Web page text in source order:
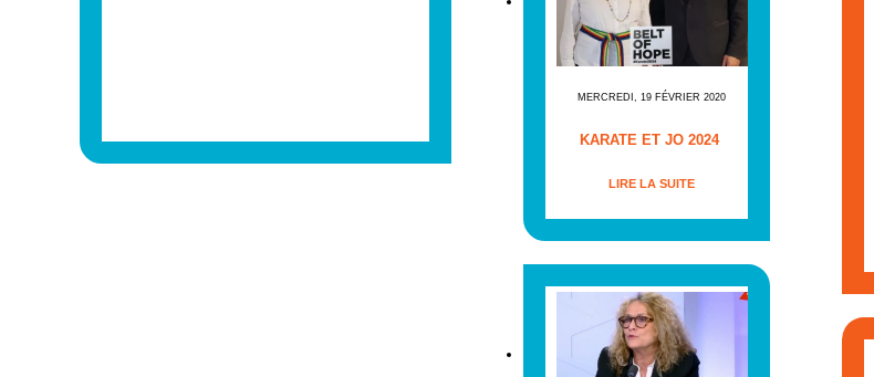
MERCREDI, 19 FÉVRIER 2020
KARATE ET JO 2024
LIRE LA SUITE